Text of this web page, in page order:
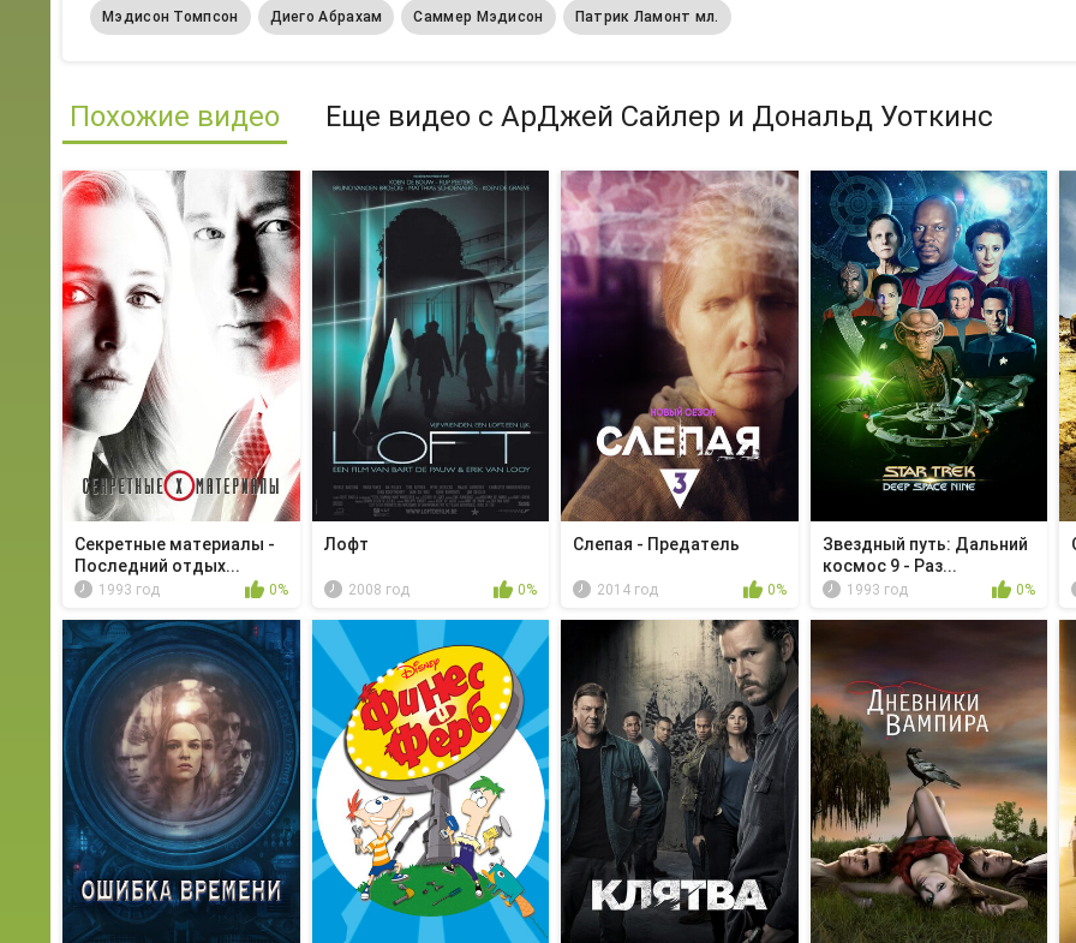
Мэдисон Томпсон Диего Абрахам Саммер Мэдисон Патрик Ламонт мл.
Похожие видео Еще видео с АрДжей Сайлер и Дональд Уоткинс
Секретные материалы -
Последний отдых...
1993 год 0%
Лофт
2008 год 0%
Слепая - Предатель
2014 год 0%
Звездный путь: Дальний
космос 9 - Раз...
1993 год 0%